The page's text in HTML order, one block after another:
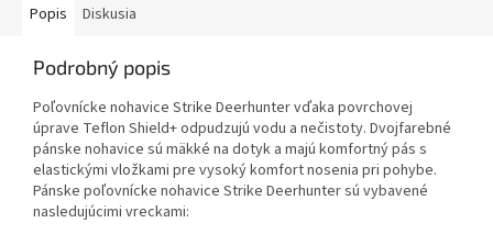
Popis Diskusia
Podrobný popis
Poľovnícke nohavice Strike Deerhunter vďaka povrchovej
úprave Teflon Shield+ odpudzujú vodu a nečistoty. Dvojfarebné
pánske nohavice sú mäkké na dotyk a majú komfortný pás s
elastickými vložkami pre vysoký komfort nosenia pri pohybe.
Pánske poľovnícke nohavice Strike Deerhunter sú vybavené
nasledujúcimi vreckami: